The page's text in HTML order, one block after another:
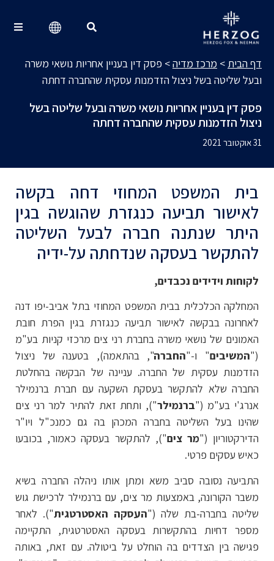
דף הבית > מרכז מדיה> פסק דין בעניין אחריות נושאי משרה
ובעל שליטה בשל ניצול הזדמנות עסקית שהחברה דחתה
פסק דין בעניין אחריות נושאי משרה ובעל שליטה בשל
ניצול הזדמנות עסקית שהחברה דחתה
31 אוקטובר 2021
בית המשפט המחוזי דחה בקשה
לאישור תביעה כנגזרת שהוגשה בגין
היתר שנתנה חברה לבעל השליטה
להתקשר בעסקה שנדחתה על-ידיה
לקוחות וידידים נכבדים,
המחלקה הכלכלית בבית המשפט המחוזי בתל אביב-יפו דנה
לאחרונה בבקשה לאישור תביעה כנגזרת בגין הפרת חובת
האמונים של נושאי משרה בחברת רני צים מרכזי קניות בע"מ
("המשיבים" ו-"החברה", בהתאמה), בטענה של ניצול
הזדמנות עסקית של החברה. עניינה של הבקשה בהחלטת
החברה שלא להתקשר בעסקת השקעה עם חברת ברנמילר
אנרג'י בע"מ ("ברנמילר"), ותחת זאת להתיר למר רני צים
שהינו בעל השליטה בחברה המכהן בה גם כמנכ"ל ויו"ר
הדירקטוריון ("מר צים"), להתקשר בעסקה כאמור, בכובעו
כאיש עסקים פרטי.
התביעה נסובה סביב משא ומתן אותו ניהלה החברה בשיא
משבר הקורונה, באמצעות מר צים, עם ברנמילר לרכישת גוש
שליטה בחברה-בת שלה ("העסקה האסטרטגית"). לאחר
מספר דחיות בהתקשרות בעסקה האסטרטגית, התקיימה
פגישה בין הצדדים בה הוחלט על ביטולה. עם זאת, באותה